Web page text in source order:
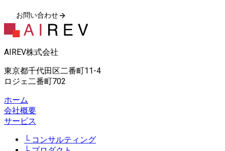
お問い合わせ
AIREV株式会社
東京都千代田区二番町11-4
ロジェ二番町702
ホーム
会社概要
サービス
コンサルティング